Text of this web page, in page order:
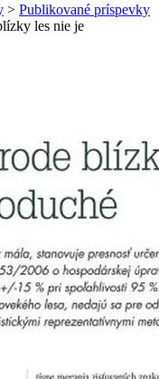
> Publikované príspevky
les nie je